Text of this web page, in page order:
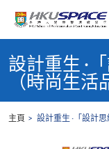
content
start設計重生 ·
（時尚生活
主頁 設計重生 ·「設計